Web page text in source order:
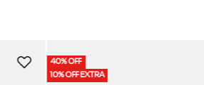
40% OFF
10% OFF EXTRA